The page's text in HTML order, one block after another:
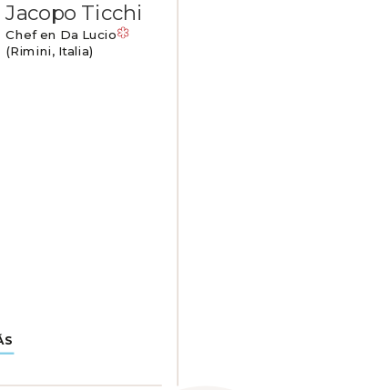
Jacopo Ticchi
Chef en Da Lucio
(Rimini, Italia)